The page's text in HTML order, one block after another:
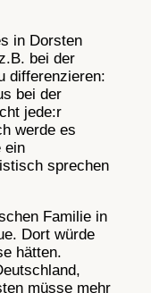
in Dorsten
bei der
differenzieren:
bei der
jede:r
werde es
ein
sprechen
Familie in
Dort würde
hätten.
müsse mehr